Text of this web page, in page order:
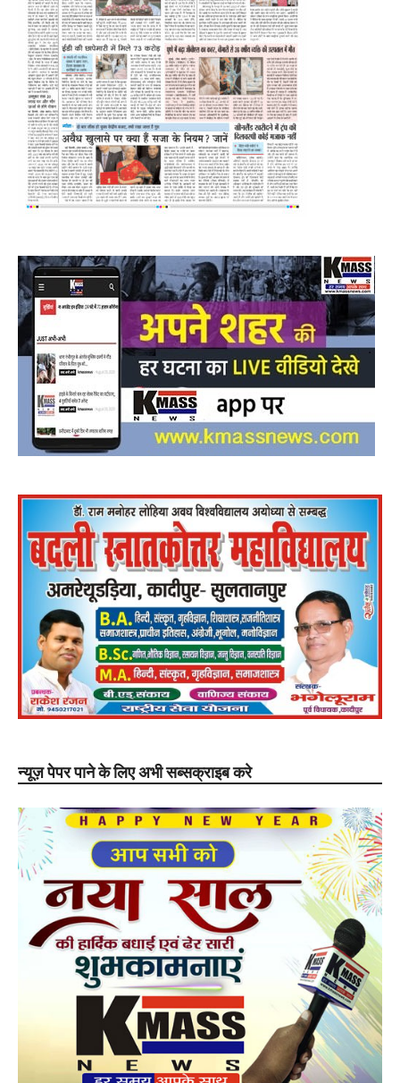
न्यूज़ पेपर पाने के लिए अभी सब्सक्राइब करे